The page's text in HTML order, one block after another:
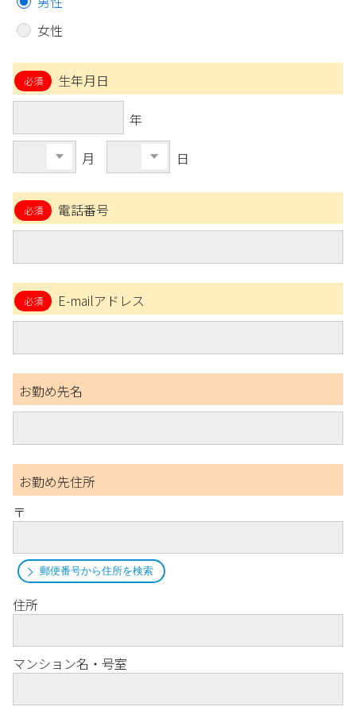
女性
生年月日
年
月 日
電話番号
E-mailアドレス
お勤め先名
お勤め先住所
〒
郵便番号から住所を検索
住所
マンション名・号室